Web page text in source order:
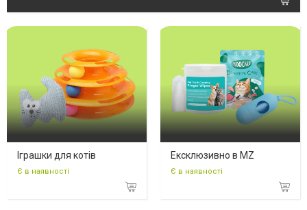
Іграшки для котів
Є в наявності
Ексклюзивно в MZ
Є в наявності